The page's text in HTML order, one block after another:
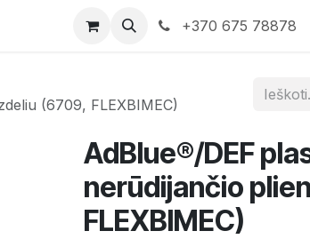
+370 675 78878
(6709, FLEXBIMEC)
AdBlue®/DEF
nerūdijančio
FLEXBIMEC)